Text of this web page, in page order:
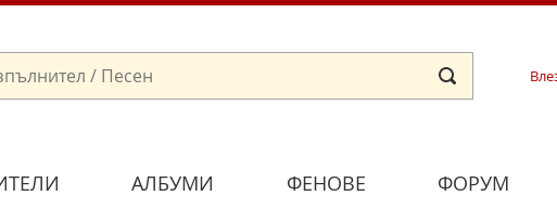
АЛБУМИ ФЕНОВЕ ФОРУМ